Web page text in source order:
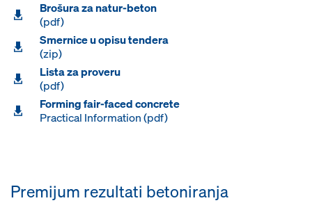
Brošura za natur-beton
(pdf)
Smernice u opisu tendera
(zip)
Lista za proveru
(pdf)
Forming fair-faced concrete
Practical Information (pdf)
Premijum rezultati betoniranja